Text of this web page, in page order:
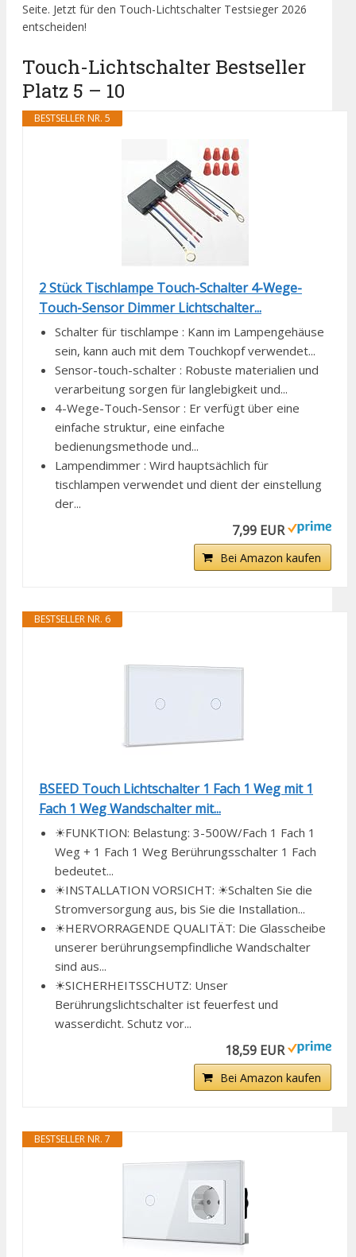
Seite. Jetzt für den Touch-Lichtschalter Testsieger 2026
entscheiden!
Touch-Lichtschalter Bestseller
Platz 5 – 10
BESTSELLER NR. 5
2 Stück Tischlampe Touch-Schalter 4-Wege-
Touch-Sensor Dimmer Lichtschalter...
Schalter für tischlampe : Kann im Lampengehäuse
sein, kann auch mit dem Touchkopf verwendet...
Sensor-touch-schalter : Robuste materialien und
verarbeitung sorgen für langlebigkeit und...
4-Wege-Touch-Sensor : Er verfügt über eine
einfache struktur, eine einfache
bedienungsmethode und...
Lampendimmer : Wird hauptsächlich für
tischlampen verwendet und dient der einstellung
der...
7,99 EUR
Bei Amazon kaufen
BESTSELLER NR. 6
BSEED Touch Lichtschalter 1 Fach 1 Weg mit 1
Fach 1 Weg Wandschalter mit...
☀FUNKTION: Belastung: 3-500W/Fach 1 Fach 1
Weg + 1 Fach 1 Weg Berührungsschalter 1 Fach
bedeutet...
☀INSTALLATION VORSICHT: ☀Schalten Sie die
Stromversorgung aus, bis Sie die Installation...
☀HERVORRAGENDE QUALITÄT: Die Glasscheibe
unserer berührungsempfindliche Wandschalter
sind aus...
☀SICHERHEITSSCHUTZ: Unser
Berührungslichtschalter ist feuerfest und
wasserdicht. Schutz vor...
18,59 EUR
Bei Amazon kaufen
BESTSELLER NR. 7